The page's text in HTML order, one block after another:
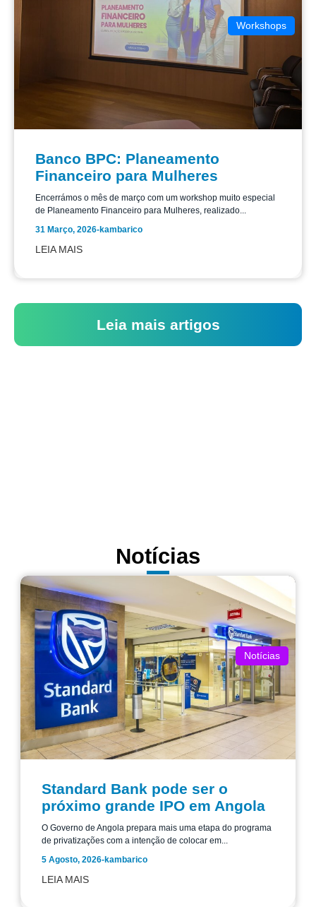
Workshops
Banco BPC: Planeamento
Financeiro para Mulheres
Encerrámos o mês de março com um workshop muito especial
de Planeamento Financeiro para Mulheres, realizado...
31 Março, 2026-kambarico
LEIA MAIS
Leia mais artigos
Notícias
Notícias
Standard Bank pode ser o
próximo grande IPO em Angola
O Governo de Angola prepara mais uma etapa do programa
de privatizações com a intenção de colocar em...
5 Agosto, 2026-kambarico
LEIA MAIS